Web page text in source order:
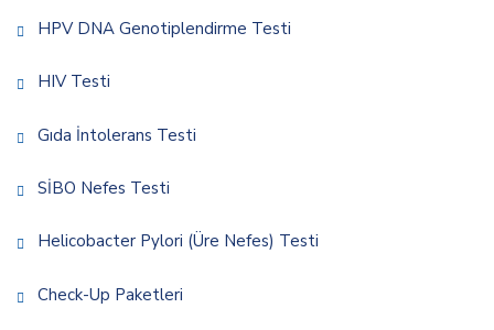
HPV DNA Genotiplendirme Testi
HIV Testi
Gıda İntolerans Testi
SİBO Nefes Testi
Helicobacter Pylori (Üre Nefes) Testi
Check-Up Paketleri